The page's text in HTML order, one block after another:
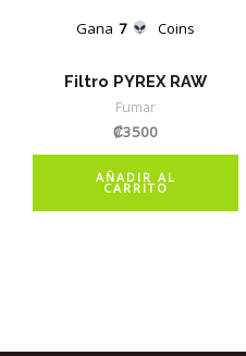
Gana 7 Coins
Filtro PYREX RAW
Fumar
₡3500
AÑADIR AL
CARRITO